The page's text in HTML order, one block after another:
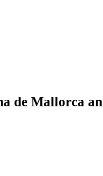
de Mallorca an